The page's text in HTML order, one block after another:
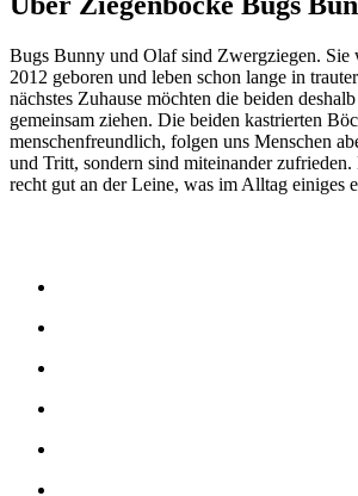
Bugs Bunny und Olaf sind Zwergziegen. Sie
2012 geboren und leben schon lange in
nächstes Zuhause möchten die beiden
gemeinsam ziehen. Die beiden kastrierten
menschenfreundlich, folgen uns Menschen
und Tritt, sondern sind miteinander
recht gut an der Leine, was im Alltag einiges